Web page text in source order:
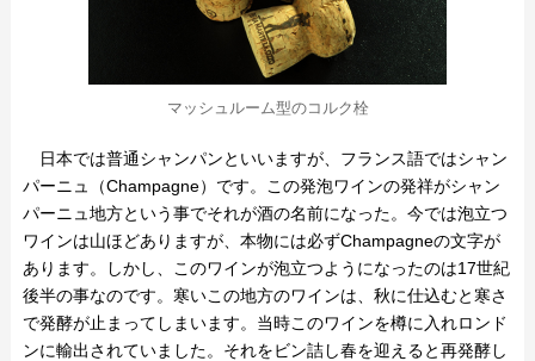
マッシュルーム型のコルク栓
日本では普通シャンパンといいますが、フランス語ではシャン
パーニュ（Champagne）です。この発泡ワインの発祥がシャン
パーニュ地方という事でそれが酒の名前になった。今では泡立つ
ワインは山ほどありますが、本物には必ずChampagneの文字が
あります。しかし、このワインが泡立つようになったのは17世紀
後半の事なのです。寒いこの地方のワインは、秋に仕込むと寒さ
で発酵が止まってしまいます。当時このワインを樽に入れロンド
ンに輸出されていました。それをビン詰し春を迎えると再発酵し